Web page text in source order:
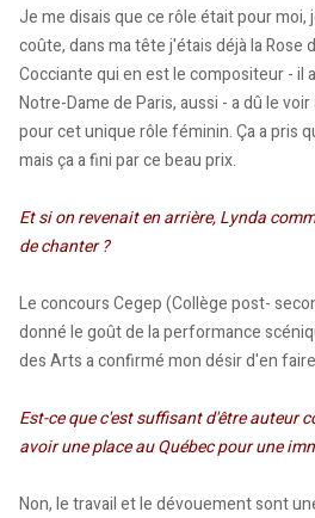
Je me disais que ce rôle était pour moi,
coûte, dans ma tête j'étais déjà la Rose
Cocciante qui en est le compositeur - il
Notre-Dame de Paris, aussi - a dû le
pour cet unique rôle féminin. Ça a pris
mais ça a fini par ce beau prix.
Et si on revenait en arrière, Lynda
de chanter ?
Le concours Cegep (Collège post-
donné le goût de la performance
des Arts a confirmé mon désir d'en
Est-ce que c'est suffisant d'être auteur
avoir une place au Québec pour une
Non, le travail et le dévouement sont